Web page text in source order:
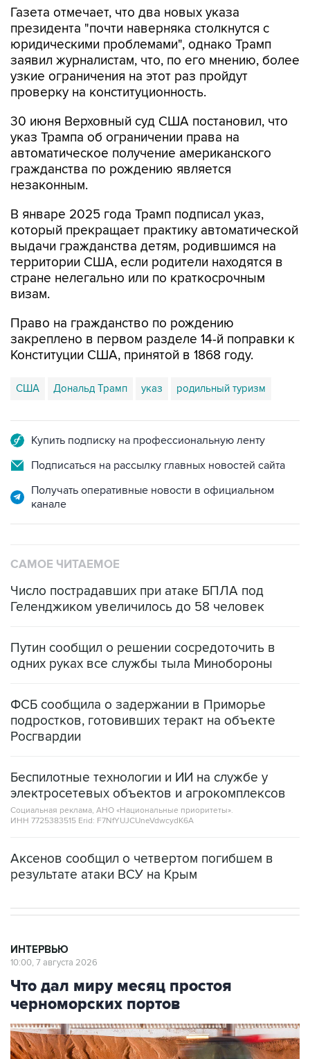
Газета отмечает, что два новых указа
президента "почти наверняка столкнутся с
юридическими проблемами", однако Трамп
заявил журналистам, что, по его мнению, более
узкие ограничения на этот раз пройдут
проверку на конституционность.
30 июня Верховный суд США постановил, что
указ Трампа об ограничении права на
автоматическое получение американского
гражданства по рождению является
незаконным.
В январе 2025 года Трамп подписал указ,
который прекращает практику автоматической
выдачи гражданства детям, родившимся на
территории США, если родители находятся в
стране нелегально или по краткосрочным
визам.
Право на гражданство по рождению
закреплено в первом разделе 14-й поправки к
Конституции США, принятой в 1868 году.
США Дональд Трамп указ родильный туризм
Купить подписку на профессиональную ленту
Подписаться на рассылку главных новостей сайта
Получать оперативные новости в официальном
канале
САМОЕ ЧИТАЕМОЕ
Число пострадавших при атаке БПЛА под
Геленджиком увеличилось до 58 человек
Путин сообщил о решении сосредоточить в
одних руках все службы тыла Минобороны
ФСБ сообщила о задержании в Приморье
подростков, готовивших теракт на объекте
Росгвардии
Беспилотные технологии и ИИ на службе у
электросетевых объектов и агрокомплексов
Социальная реклама, АНО «Национальные приоритеты».
ИНН 7725383515 Erid: F7NfYUJCUneVdwcydK6A
Аксенов сообщил о четвертом погибшем в
результате атаки ВСУ на Крым
ИНТЕРВЬЮ
10:00, 7 августа 2026
Что дал миру месяц простоя
черноморских портов